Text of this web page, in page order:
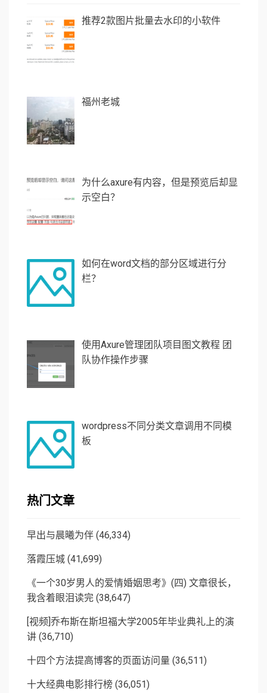
推荐2款图片批量去水印的小软件
福州老城
为什么axure有内容，但是预览后却显
示空白？
如何在word文档的部分区域进行分
栏？
使用Axure管理团队项目图文教程 团
队协作操作步骤
wordpress不同分类文章调用不同模
板
热门文章
早出与晨曦为伴 (46,334)
落霞压城 (41,699)
《一个30岁男人的爱情婚姻思考》(四) 文章很长，
我含着眼泪读完 (38,647)
[视频]乔布斯在斯坦福大学2005年毕业典礼上的演
讲 (36,710)
十四个方法提高博客的页面访问量 (36,511)
十大经典电影排行榜 (36,051)